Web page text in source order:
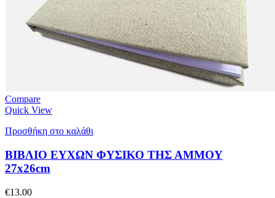
Compare
Quick View
Προσθήκη στο καλάθι
ΒΙΒΛΙΟ ΕΥΧΩΝ ΦΥΣΙΚΟ ΤΗΣ ΑΜΜΟΥ
27x26cm
€13.00